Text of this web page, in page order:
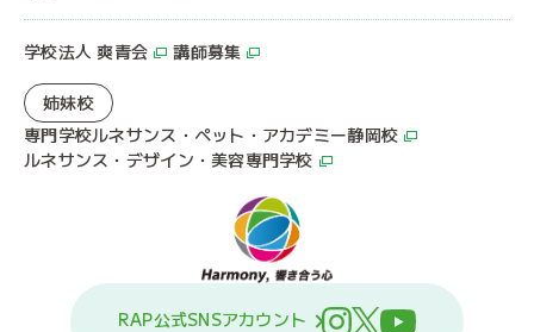
学校法人 爽青会 講師募集
姉妹校
専門学校ルネサンス・ペット・アカデミー静岡校
ルネサンス・デザイン・美容専門学校
RAP公式SNSアカウント